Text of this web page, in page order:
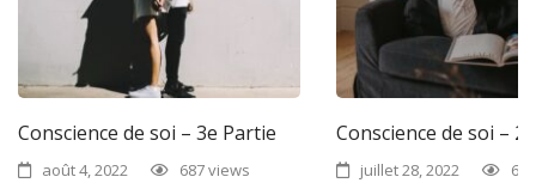
Conscience de soi – 3e Partie
août 4, 2022 687 views
Conscience de soi –
juillet 28, 2022